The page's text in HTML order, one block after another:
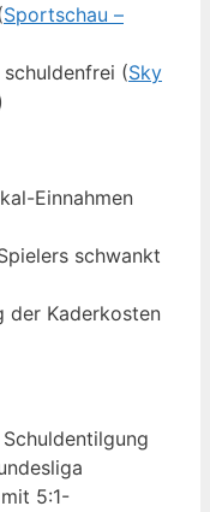
Sportschau –
(Sky
Einnahmen
schwankt
der Kaderkosten
5:1-